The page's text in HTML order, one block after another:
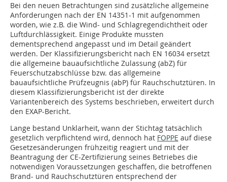
Bei den neuen Betrachtungen sind zusätzliche allgemeine
Anforderungen nach der EN 14351-1 mit aufgenommen
worden, wie z.B. die Wind- und Schlagregendichtheit oder
Luftdurchlässigkeit. Einige Produkte mussten
dementsprechend angepasst und im Detail geändert
werden. Der Klassifizierungsbericht nach EN 16034 ersetzt
die allgemeine bauaufsichtliche Zulassung (abZ) für
Feuerschutzabschlüsse bzw. das allgemeine
bauaufsichtliche Prüfzeugnis (abP) für Rauchschutztüren. In
diesem Klassifizierungsbericht ist der direkte
Variantenbereich des Systems beschrieben, erweitert durch
den EXAP-Bericht.
Lange bestand Unklarheit, wann der Stichtag tatsächlich
gesetzlich verpflichtend wird, dennoch hat FOPPE auf diese
Gesetzesänderungen frühzeitig reagiert und mit der
Beantragung der CE-Zertifizierung seines Betriebes die
notwendigen Voraussetzungen geschaffen, die betroffenen
Brand- und Rauchschutztüren entsprechend der